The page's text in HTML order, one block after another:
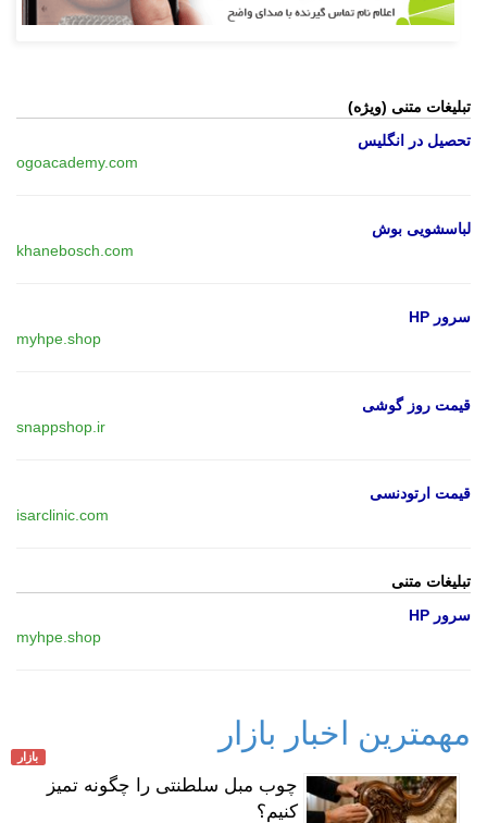
تبلیغات متنی (ویژه)
تحصیل در انگلیس
ogoacademy.com
لباسشویی بوش
khanebosch.com
سرور HP
myhpe.shop
قیمت روز گوشی
snappshop.ir
قیمت ارتودنسی
isarclinic.com
تبلیغات متنی
سرور HP
myhpe.shop
مهمترین اخبار بازار
بازار
چوب مبل سلطنتی را چگونه تمیز
کنیم؟